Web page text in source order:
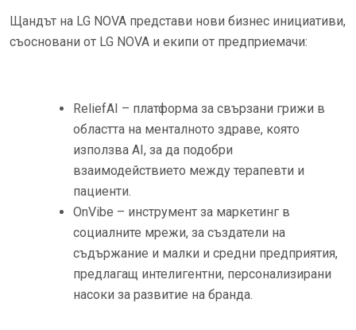
Щандът на LG NOVA представи нови бизнес инициативи,
съосновани от LG NOVA и екипи от предприемачи:
ReliefAI – платформа за свързани грижи в
областта на менталното здраве, която
използва AI, за да подобри
взаимодействието между терапевти и
пациенти.
OnVibe – инструмент за маркетинг в
социалните мрежи, за създатели на
съдържание и малки и средни предприятия,
предлагащ интелигентни, персонализирани
насоки за развитие на бранда.